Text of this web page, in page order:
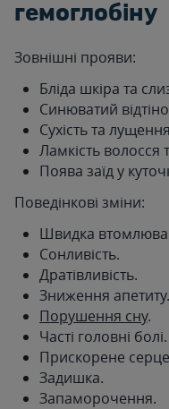
гемоглобіну
Зовнішні прояви:
Бліда шкіра та
Синюватий
Сухість та
Ламкість волосся
Поява заїд у
Поведінкові зміни:
Швидка
Сонливість.
Дратівливість.
Зниження апетиту.
Порушення сну.
Часті головні болі.
Прискорене
Задишка.
Запаморочення.